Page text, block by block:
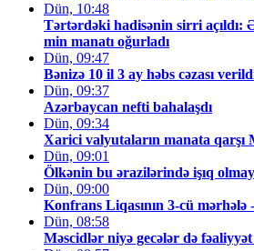
Dün, 10:48
Tərtərdəki hadisənin sirri açıldı:
min manatı oğurladı
Dün, 09:47
Bənizə 10 il 3 ay həbs cəzası
Dün, 09:37
Azərbaycan nefti bahalaşdı
Dün, 09:34
Xarici valyutaların manata
Dün, 09:01
Ölkənin bu ərazilərində işıq
Dün, 09:00
Konfrans Liqasının 3-cü
Dün, 08:58
Məscidlər niyə gecələr də